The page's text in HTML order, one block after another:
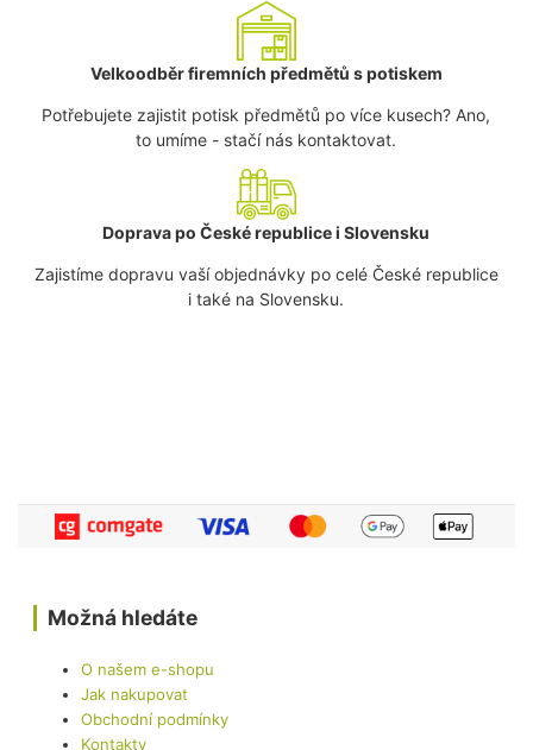
Velkoodběr firemních předmětů s potiskem
Potřebujete zajistit potisk předmětů po více kusech? Ano,
to umíme - stačí nás kontaktovat.
Doprava po České republice i Slovensku
Zajistíme dopravu vaší objednávky po celé České republice
i také na Slovensku.
Možná hledáte
O našem e-shopu
Jak nakupovat
Obchodní podmínky
Kontakty